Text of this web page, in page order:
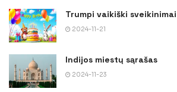
Trumpi vaikiški
2024-11-21
Indijos miestų sąrašas
2024-11-23